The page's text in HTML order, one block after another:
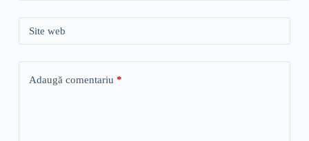
Site web
Adaugă comentariu *